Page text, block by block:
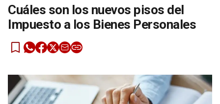
Cuáles son los nuevos pisos del
Impuesto a los Bienes Personales